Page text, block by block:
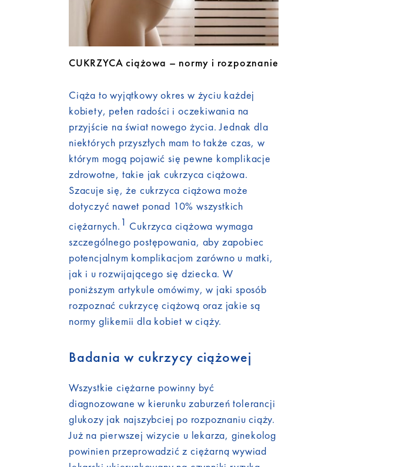
CUKRZYCA ciążowa – normy i rozpoznanie
Ciąża to wyjątkowy okres w życiu każdej
kobiety, pełen radości i oczekiwania na
przyjście na świat nowego życia. Jednak dla
niektórych przyszłych mam to także czas, w
którym mogą pojawić się pewne komplikacje
zdrowotne, takie jak cukrzyca ciążowa.
Szacuje się, że cukrzyca ciążowa może
dotyczyć nawet ponad 10% wszystkich
ciężarnych. 1 Cukrzyca ciążowa wymaga
szczególnego postępowania, aby zapobiec
potencjalnym komplikacjom zarówno u matki,
jak i u rozwijającego się dziecka. W
poniższym artykule omówimy, w jaki sposób
rozpoznać cukrzycę ciążową oraz jakie są
normy glikemii dla kobiet w ciąży.
Badania w cukrzycy ciążowej
Wszystkie ciężarne powinny być
diagnozowane w kierunku zaburzeń tolerancji
glukozy jak najszybciej po rozpoznaniu ciąży.
Już na pierwszej wizycie u lekarza, ginekolog
powinien przeprowadzić z ciężarną wywiad